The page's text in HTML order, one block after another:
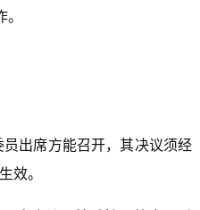
。
出席方能召开，其决议须经
效。